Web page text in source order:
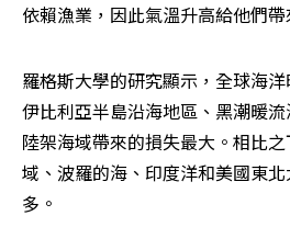
依賴漁業，因此氣溫升高給他們帶
羅格斯大學的研究顯示，全球海
伊比利亞半島沿海地區、黑潮暖
陸架海域帶來的損失最大。相比
域、波羅的海、印度洋和美國東
多。